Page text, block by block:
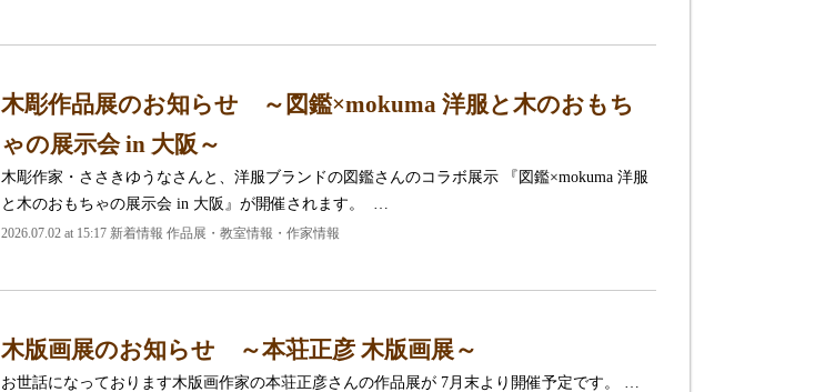
木彫作品展のお知らせ ～図鑑×mokuma 洋服と木のおもち
ゃの展示会 in 大阪～
木彫作家・ささきゆうなさんと、洋服ブランドの図鑑さんのコラボ展示 『図鑑×mokuma 洋服
と木のおもちゃの展示会 in 大阪』が開催されます。 …
2026.07.02 at 15:17 新着情報 作品展・教室情報・作家情報
木版画展のお知らせ ～本荘正彦 木版画展～
お世話になっております木版画作家の本荘正彦さんの作品展が 7月末より開催予定です。 …